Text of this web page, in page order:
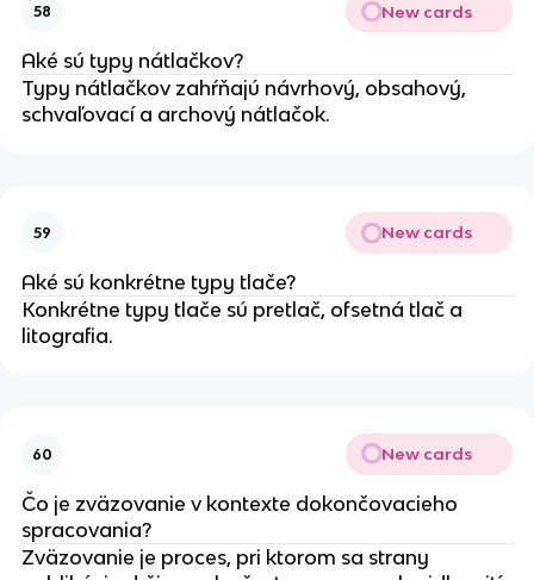
58 New cards
Aké sú typy nátlačkov?
Typy nátlačkov zahŕňajú návrhový, obsahový,
schvaľovací a archový nátlačok.
59 New cards
Aké sú konkrétne typy tlače?
Konkrétne typy tlače sú pretlač, ofsetná tlač a
litografia.
60 New cards
Čo je zväzovanie v kontexte dokončovacieho
spracovania?
Zväzovanie je proces, pri ktorom sa strany